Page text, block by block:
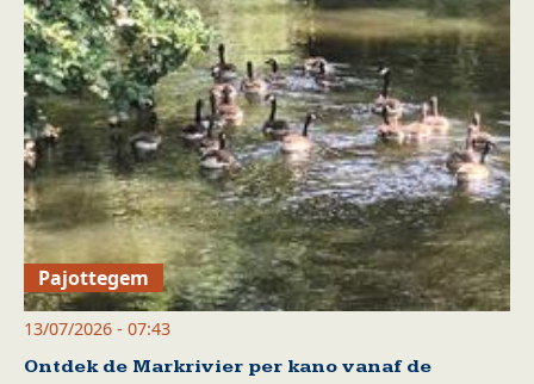
Pajottegem
13/07/2026 - 07:43
Ontdek de Markrivier per kano vanaf de